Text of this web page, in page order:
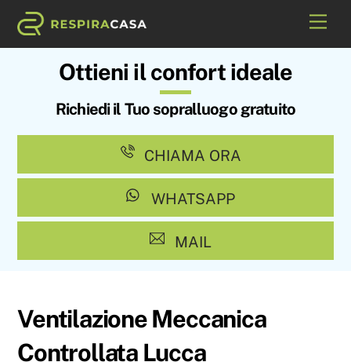
Skip
Ottieni il confort ideale
Richiedi il Tuo sopralluogo gratuito
CHIAMA ORA
WHATSAPP
MAIL
Ventilazione Meccanica
Controllata Lucca